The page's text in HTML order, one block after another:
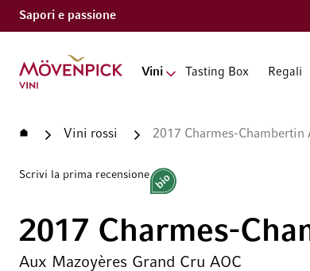
Sapori e passione
Vai alla Home Page
Vini Tasting Box Regali
Home Vini rossi 2017 Charmes-Chambertin
Scrivi la prima recensione
Bio
2017 Charmes-
Aux Mazoyères Grand Cru AOC